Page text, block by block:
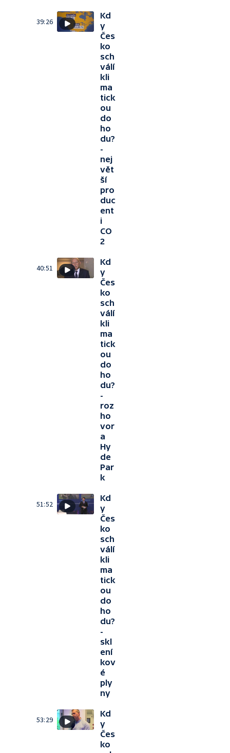
39:26
Kd
y
Čes
ko
sch
válí
kli
ma
tick
ou
do
ho
du?
-
nej
vět
ší
pro
duc
ent
i
CO
2
40:51
Kd
y
Čes
ko
sch
válí
kli
ma
tick
ou
do
ho
du?
-
roz
ho
vor
a
Hy
de
Par
k
51:52
Kd
y
Čes
ko
sch
válí
kli
ma
tick
ou
do
ho
du?
-
skl
ení
kov
é
ply
ny
53:29
Kd
y
Čes
ko